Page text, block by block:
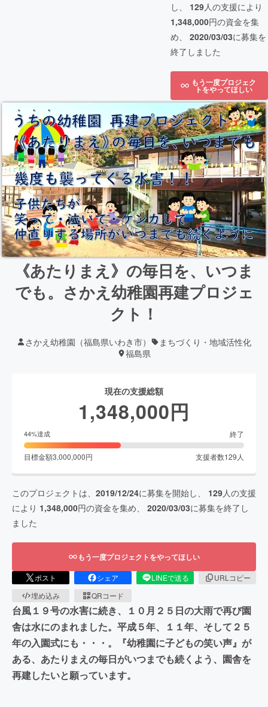
し、 129人の支援により
1,348,000円の資金を集
め、 2020/03/03に募集を
終了しました
もう一度プロジェク
トをやってほしい
《あたりまえ》の毎日を、いつま
でも。さかえ幼稚園再建プロジェ
クト！
さかえ幼稚園（福島県いわき市）
まちづくり・地域活性化
福島県
現在の支援総額
1,348,000円
44%達成 終了
目標金額3,000,000円 支援者数129 人
このプロジェクトは、 2019/12/24に募集を開始し、 129人の支援
により 1,348,000円の資金を集め、 2020/03/03に募集を終了し
ました
もう一度プロジェクトをやってほしい
ポスト シェア LINEで送る
URLコピー
埋め込み
QRコード
台風１９号の水害に続き、１０月２５日の大雨で再び園
舎は水にのまれました。平成５年、１１年、そして２５
年の入園式にも・・・。『幼稚園に子どもの笑い声』が
ある、あたりまえの毎日がいつまでも続くよう、園舎を
再建したいと願っています。